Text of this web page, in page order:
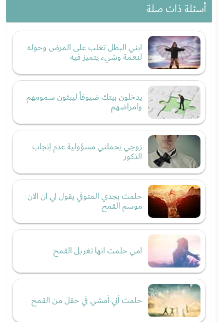
أسئلة ذات صلة
ابني البطل تغلب على المرض وحوله
لنعمة وشيء يتميز فيه
يدخلون بيتك ضيوفاً ليبثون سمومهم
وامراضهم
زوجي يحملني مسؤولية عدم إنجاب
الذكور
حلمت بجدي المتوفي يقول لي ان الان
موسم القمح
امي حلمت انها تغربل القمح
حلمت أني أمشي في حقل من القمح